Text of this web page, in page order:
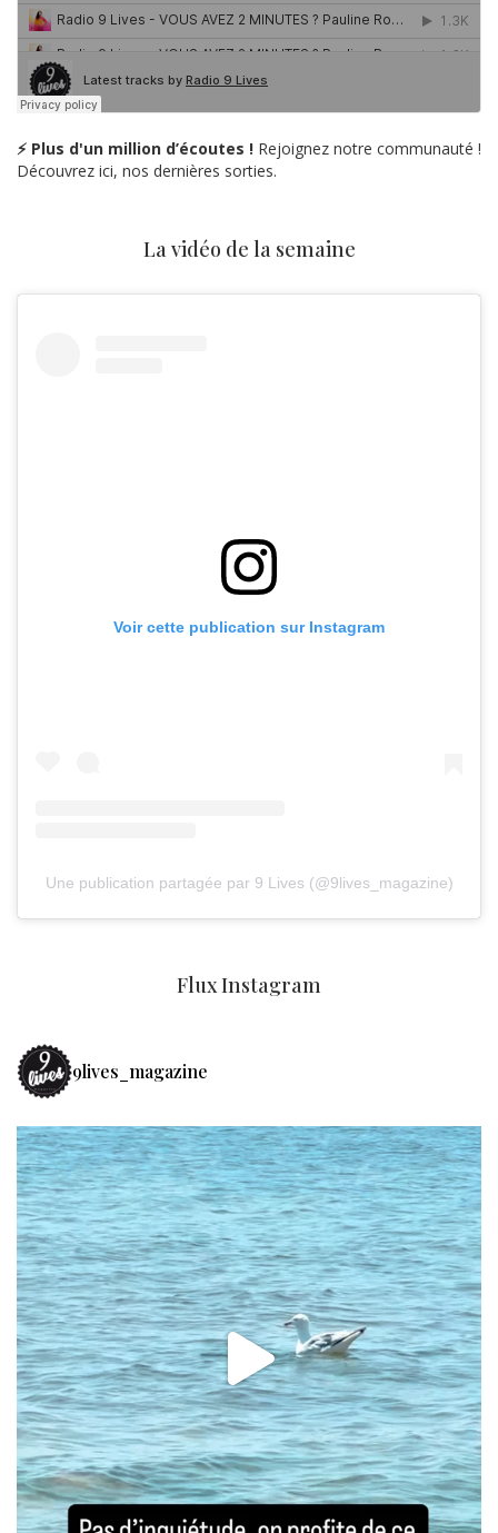
⚡ Plus d'un million d’écoutes ! Rejoignez notre communauté !
Découvrez ici, nos dernières sorties.
La vidéo de la semaine
Voir cette publication sur Instagram
Une publication partagée par 9 Lives (@9lives_magazine)
Flux Instagram
9lives_magazine